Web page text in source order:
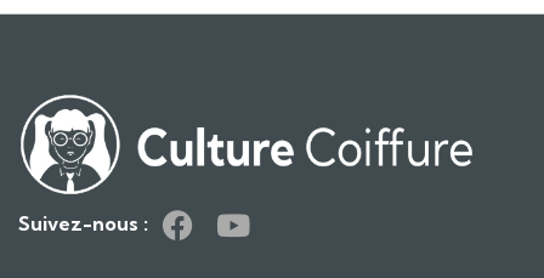
Suivez-nous :